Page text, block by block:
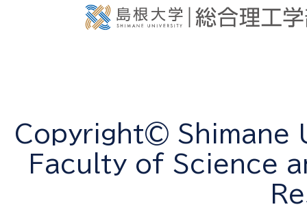
Copyright© Shimane
Faculty of Science